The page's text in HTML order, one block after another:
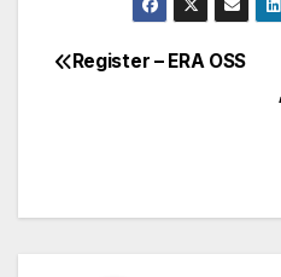
Post
Register – ERA OSS